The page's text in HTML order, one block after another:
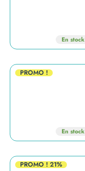
En stock
PROMO !
En stock
PROMO !21%